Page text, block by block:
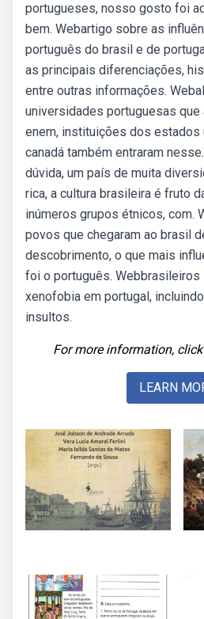
portugueses, nosso gosto foi
bem. Webartigo sobre as
português do brasil e de
as principais diferenciações,
entre outras informações.
universidades portuguesas que
enem, instituições dos estados
canadá também entraram
dúvida, um país de muita
rica, a cultura brasileira é fruto
inúmeros grupos étnicos, com.
povos que chegaram ao brasil
descobrimento, o que mais
foi o português.
xenofobia em portugal,
insultos.
For more information,
LEARN